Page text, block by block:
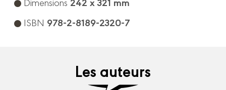
ISBN 978-2-8189-2320-7
Les auteurs